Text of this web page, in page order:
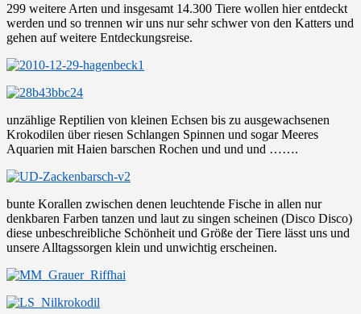
299 weitere Arten und insgesamt 14.300 Tiere wollen hier entdeckt
werden und so trennen wir uns nur sehr schwer von den Katters und
gehen auf weitere Entdeckungsreise.
unzählige Reptilien von kleinen Echsen bis zu ausgewachsenen
Krokodilen über riesen Schlangen Spinnen und sogar Meeres
Aquarien mit Haien barschen Rochen und und und …….
bunte Korallen zwischen denen leuchtende Fische in allen nur
denkbaren Farben tanzen und laut zu singen scheinen (Disco Disco)
diese unbeschreibliche Schönheit und Größe der Tiere lässt uns und
unsere Alltagssorgen klein und unwichtig erscheinen.